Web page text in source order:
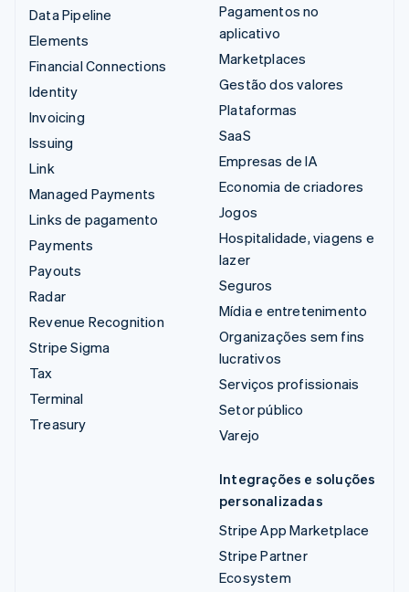
Data Pipeline
Elements
Financial Connections
Identity
Invoicing
Issuing
Link
Managed Payments
Links de pagamento
Payments
Payouts
Radar
Revenue Recognition
Stripe Sigma
Tax
Terminal
Treasury
Pagamentos no
aplicativo
Marketplaces
Gestão dos valores
Plataformas
SaaS
Empresas de IA
Economia de criadores
Jogos
Hospitalidade, viagens e
lazer
Seguros
Mídia e entretenimento
Organizações sem fins
lucrativos
Serviços profissionais
Setor público
Varejo
Integrações e soluções
personalizadas
Stripe App Marketplace
Stripe Partner
Ecosystem